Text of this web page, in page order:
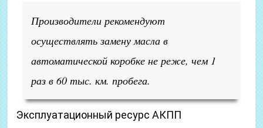
Производители рекомендуют
осуществлять замену масла в
автоматической коробке не реже, чем 1
раз в 60 тыс. км. пробега.
Эксплуатационный ресурс АКПП